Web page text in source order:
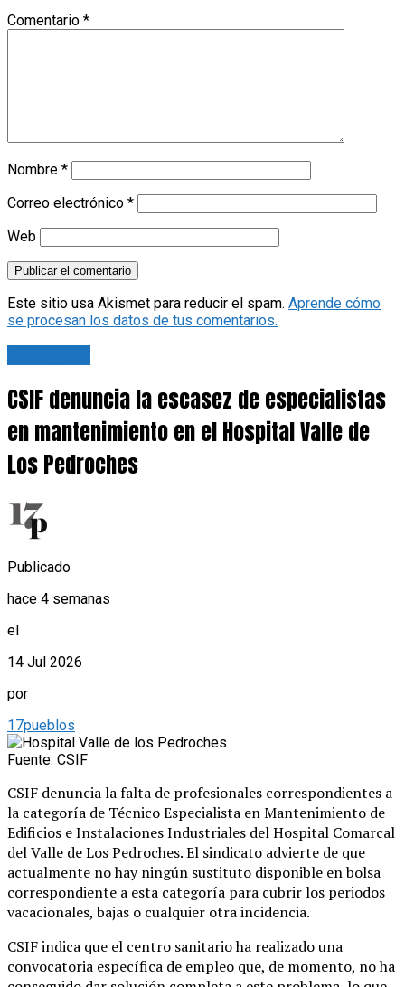
Comentario *
Nombre *
Correo electrónico *
Web
Este sitio usa Akismet para reducir el spam. Aprende cómo
se procesan los datos de tus comentarios.
CSIF denuncia la escasez de especialistas
en mantenimiento en el Hospital Valle de
Los Pedroches
Publicado
hace 4 semanas
el
14 Jul 2026
por
17pueblos
Fuente: CSIF
CSIF denuncia la falta de profesionales correspondientes a
la categoría de Técnico Especialista en Mantenimiento de
Edificios e Instalaciones Industriales del Hospital Comarcal
del Valle de Los Pedroches. El sindicato advierte de que
actualmente no hay ningún sustituto disponible en bolsa
correspondiente a esta categoría para cubrir los periodos
vacacionales, bajas o cualquier otra incidencia.
CSIF indica que el centro sanitario ha realizado una
convocatoria específica de empleo que, de momento, no ha